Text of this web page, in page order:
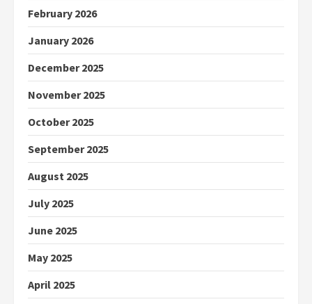
February 2026
January 2026
December 2025
November 2025
October 2025
September 2025
August 2025
July 2025
June 2025
May 2025
April 2025